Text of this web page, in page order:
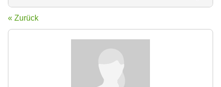
« Zurück